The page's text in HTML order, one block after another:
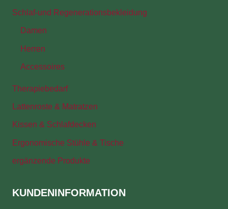
Schlaf-und Regenerationsbekleidung
Damen
Herren
Accessoires
Therapiebedarf
Lattenroste & Matratzen
Kissen & Schlafdecken
Ergonomische Stühle & Tische
ergänzende Produkte
KUNDENINFORMATION